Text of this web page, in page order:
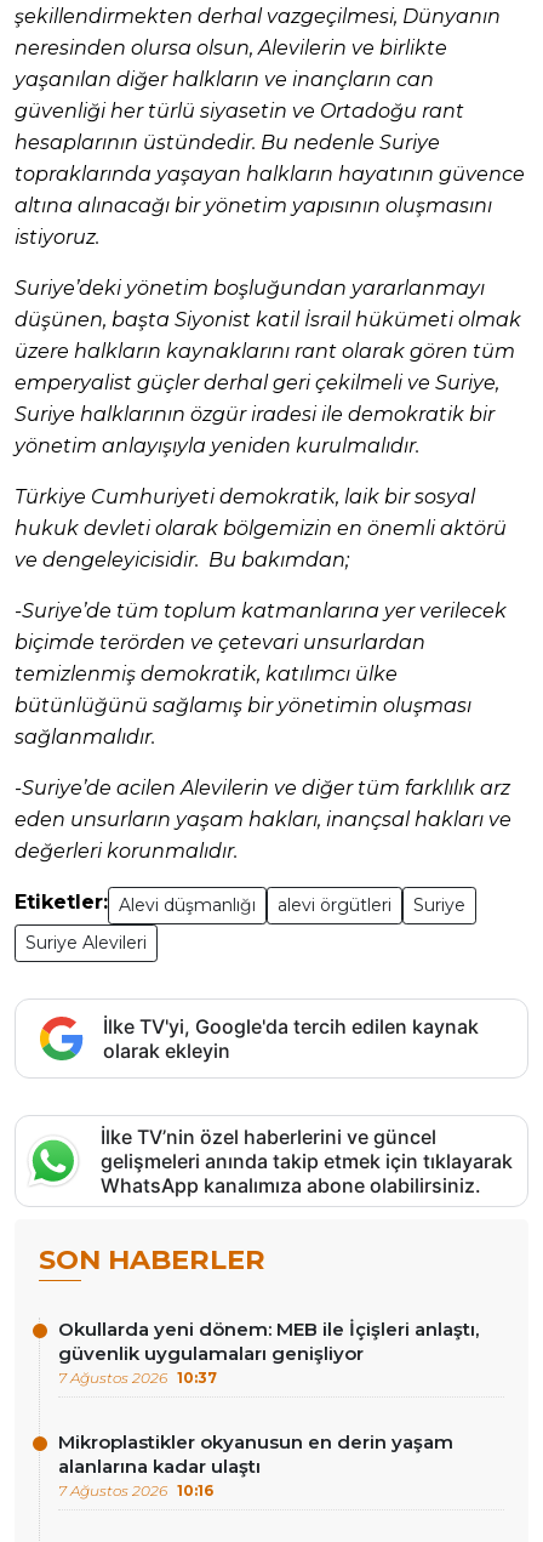
şekillendirmekten derhal vazgeçilmesi, Dünyanın
neresinden olursa olsun, Alevilerin ve birlikte
yaşanılan diğer halkların ve inançların can
güvenliği her türlü siyasetin ve Ortadoğu rant
hesaplarının üstündedir. Bu nedenle Suriye
topraklarında yaşayan halkların hayatının güvence
altına alınacağı bir yönetim yapısının oluşmasını
istiyoruz.
Suriye’deki yönetim boşluğundan yararlanmayı
düşünen, başta Siyonist katil İsrail hükümeti olmak
üzere halkların kaynaklarını rant olarak gören tüm
emperyalist güçler derhal geri çekilmeli ve Suriye,
Suriye halklarının özgür iradesi ile demokratik bir
yönetim anlayışıyla yeniden kurulmalıdır.
Türkiye Cumhuriyeti demokratik, laik bir sosyal
hukuk devleti olarak bölgemizin en önemli aktörü
ve dengeleyicisidir. Bu bakımdan;
-Suriye’de tüm toplum katmanlarına yer verilecek
biçimde terörden ve çetevari unsurlardan
temizlenmiş demokratik, katılımcı ülke
bütünlüğünü sağlamış bir yönetimin oluşması
sağlanmalıdır.
-Suriye’de acilen Alevilerin ve diğer tüm farklılık arz
eden unsurların yaşam hakları, inançsal hakları ve
değerleri korunmalıdır.
Etiketler: Alevi düşmanlığı alevi örgütleri
Suriye
Suriye Alevileri
İlke TV'yi, Google'da tercih edilen kaynak
olarak ekleyin
İlke TV’nin özel haberlerini ve güncel
gelişmeleri anında takip etmek için tıklayarak
WhatsApp kanalımıza abone olabilirsiniz.
SON HABERLER
Okullarda yeni dönem: MEB ile İçişleri anlaştı,
güvenlik uygulamaları genişliyor
7 Ağustos 2026 10:37
Mikroplastikler okyanusun en derin yaşam
alanlarına kadar ulaştı
7 Ağustos 2026 10:16